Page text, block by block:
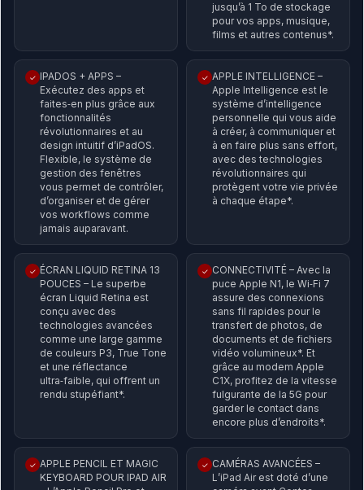
jusqu’à 1 To de stockage
pour vos apps, musique,
films et autres contenus*.
✓ IPADOS + APPS –
Exécutez des apps et
faites‑en plus grâce aux
fonctionnalités
révolutionnaires et au
design intuitif d’iPadOS.
Flexible, le système de
gestion des fenêtres
vous permet de contrôler,
d’organiser et de gérer
vos workflows comme
jamais auparavant.
✓ APPLE INTELLIGENCE –
Apple Intelligence est le
système d’intelligence
personnelle qui vous aide
à créer, à communiquer et
à en faire plus sans effort,
avec des technologies
révolutionnaires qui
protègent votre vie privée
à chaque étape*.
✓ ÉCRAN LIQUID RETINA 13
POUCES – Le superbe
écran Liquid Retina est
conçu avec des
technologies avancées
comme une large gamme
de couleurs P3, True Tone
et une réflectance
ultra‑faible, qui offrent un
rendu stupéfiant*.
✓ CONNECTIVITÉ – Avec la
puce Apple N1, le Wi‑Fi 7
assure des connexions
sans fil rapides pour le
transfert de photos, de
documents et de fichiers
vidéo volumineux*. Et
grâce au modem Apple
C1X, profitez de la vitesse
fulgurante de la 5G pour
garder le contact dans
encore plus d’endroits*.
✓ APPLE PENCIL ET MAGIC
KEYBOARD POUR IPAD AIR
✓ CAMÉRAS AVANCÉES –
L’iPad Air est doté d’une